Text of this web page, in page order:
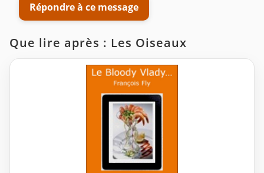
Répondre à ce message
Que lire après : Les Oiseaux